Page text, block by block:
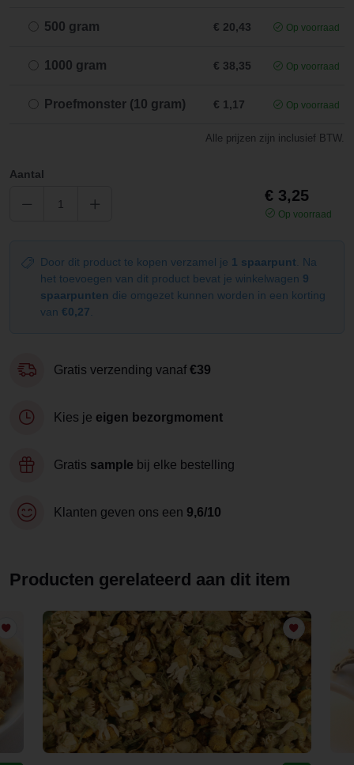
500 gram € 20,43 Op voorraad
1000 gram € 38,35 Op voorraad
Proefmonster (10 gram) € 1,17 Op voorraad
Alle prijzen zijn inclusief BTW.
Aantal
€ 3,25
Op voorraad
Door dit product te kopen verzamel je 1 spaarpunt . Na
het toevoegen van dit product bevat je winkelwagen 9
spaarpunten die omgezet kunnen worden in een korting
van €0,27
Gratis verzending vanaf €39
Kies je eigen bezorgmoment
Gratis sample bij elke bestelling
Klanten geven ons een 9,6/10
Producten gerelateerd aan dit item